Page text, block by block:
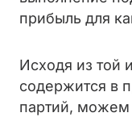
прибыль для
Исходя из той
содержится в
партий, можем